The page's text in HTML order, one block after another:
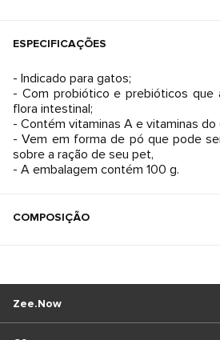
ESPECIFICAÇÕES
- Indicado para gatos;
- Com probiótico e prebióticos que
flora intestinal;
- Contém vitaminas A e vitaminas do
- Vem em forma de pó que pode
sobre a ração de seu pet,
- A embalagem contém 100 g.
COMPOSIÇÃO
Zee.Now